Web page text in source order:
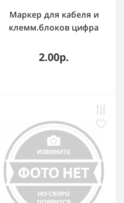
Маркер для кабеля и
клемм.блоков цифра
(белый) (упаковка)
2.00р.